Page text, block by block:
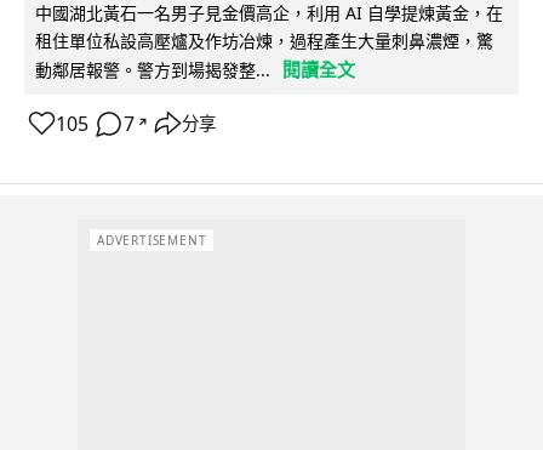
中國湖北黃石一名男子見金價高企，利用 AI 自學提煉黃金，在
租住單位私設高壓爐及作坊冶煉，過程產生大量刺鼻濃煙，驚
動鄰居報警。警方到場揭發整...
閱讀全文
105 7 ↗ 分享
ADVERTISEMENT